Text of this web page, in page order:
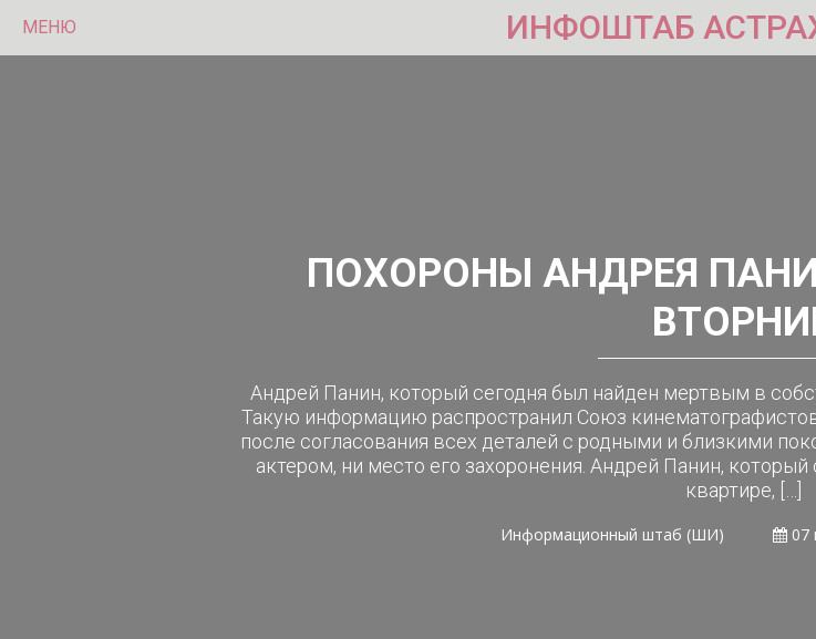
МЕНЮ ИНФОШТАБ
ПОХОРОНЫ АНДРЕЯ
Андрей Панин, который сегодня был найден мертвым в
Такую информацию распространил Союз
после согласования всех деталей с родными и близкими
актером, ни место его захоронения. Андрей Панин,
квартире, […]
Информационный штаб (ШИ) 07